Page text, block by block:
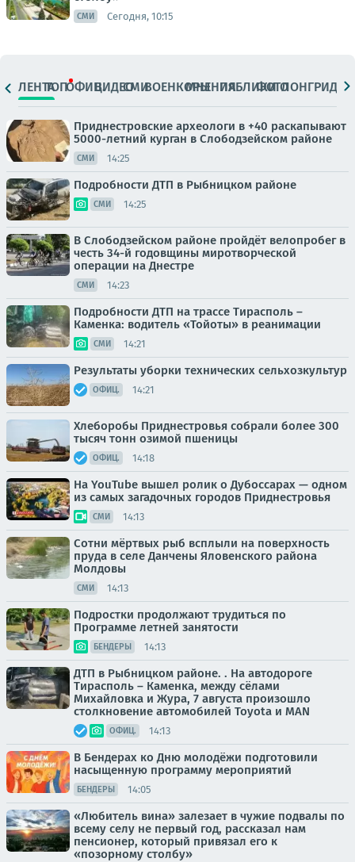
СМИ Сегодня, 10:15
ЛЕНТАТОПОФИЦ.ВИДЕОСМИВОЕНКОРЫМНЕНИЯПАБЛИКИ
ФОТОЛОНГРИДЫ
Приднестровские археологи в +40 раскапывают
5000-летний курган в Слободзейском районе
СМИ 14:25
Подробности ДТП в Рыбницком районе
СМИ 14:25
В Слободзейском районе пройдёт велопробег в
честь 34-й годовщины миротворческой
операции на Днестре
СМИ 14:23
Подробности ДТП на трассе Тирасполь –
Каменка: водитель «Тойоты» в реанимации
СМИ 14:21
Результаты уборки технических сельхозкультур
ОФИЦ. 14:21
Хлеборобы Приднестровья собрали более 300
тысяч тонн озимой пшеницы
ОФИЦ. 14:18
На YouTube вышел ролик о Дубоссарах — одном
из самых загадочных городов Приднестровья
СМИ 14:13
Сотни мёртвых рыб всплыли на поверхность
пруда в селе Данчены Яловенского района
Молдовы
СМИ 14:13
Подростки продолжают трудиться по
Программе летней занятости
БЕНДЕРЫ 14:13
ДТП в Рыбницком районе. . На автодороге
Тирасполь – Каменка, между сёлами
Михайловка и Жура, 7 августа произошло
столкновение автомобилей Toyota и MAN
ОФИЦ. 14:13
В Бендерах ко Дню молодёжи подготовили
насыщенную программу мероприятий
БЕНДЕРЫ 14:05
«Любитель вина» залезает в чужие подвалы по
всему селу не первый год, рассказал нам
пенсионер, который привязал его к
«позорному столбу»